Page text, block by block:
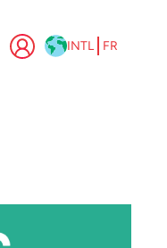
INTL FR